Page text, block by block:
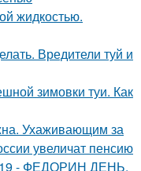
жидкостью.
Вредители туй и
зимовки туи. Как
Ухаживающим за
увеличат пенсию
- ФЕДОРИН ДЕНЬ.